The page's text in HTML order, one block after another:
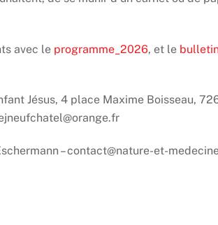
avec le programme_2026, et le
Jésus, 4 place Maxime Boisseau,
– contact@nature-et-